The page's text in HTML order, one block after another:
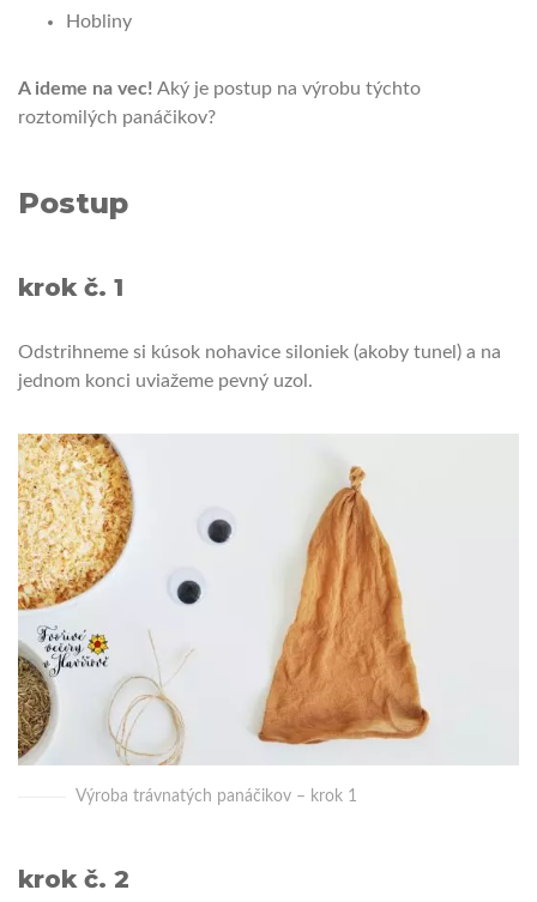
Hobliny
A ideme na vec! Aký je postup na výrobu týchto
roztomilých panáčikov?
Postup
krok č. 1
Odstrihneme si kúsok nohavice siloniek (akoby tunel) a na
jednom konci uviažeme pevný uzol.
Výroba trávnatých panáčikov – krok 1
krok č. 2